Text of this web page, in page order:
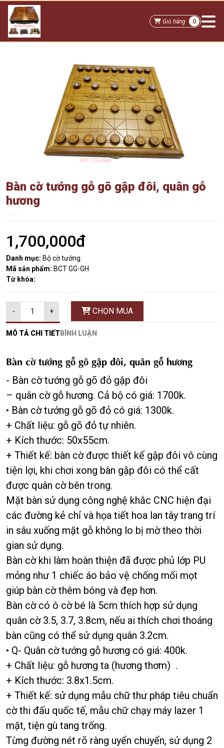
Giỏ hàng 0
Bàn cờ tướng gỗ gõ gập đôi, quân gỗ
hương
1,700,000đ
Danh mục: Bộ cờ tướng
Mã sản phẩm: BCT GG-GH
Từ khóa:
- + CHỌN MUA
MÔ TẢ CHI TIẾTBÌNH LUẬN
Bàn cờ tướng gỗ gõ gập đôi, quân gỗ hương
- Bàn cờ tướng gỗ gõ đỏ gập đôi
– quân cờ gỗ hương. Cả bộ có giá: 1700k.
• Bàn cờ tướng gỗ gõ đỏ có giá: 1300k.
+ Chất liệu: gỗ gõ đỏ tự nhiên.
+ Kích thước: 50x55cm.
+ Thiết kế: bàn cờ được thiết kế gập đôi vô cùng
tiện lợi, khi chơi xong bàn gập đôi có thể cất
được quân cờ bên trong.
Mặt bàn sử dụng công nghệ khắc CNC hiện đại
các đường kẻ chỉ và họa tiết hoa lan tây trang trí
in sâu xuống mặt gỗ không lo bị mờ theo thời
gian sử dụng.
Bàn cờ khi làm hoàn thiện đã được phủ lớp PU
mỏng như 1 chiếc áo bảo vệ chống mối mọt
giúp bàn cờ thêm bóng và đẹp hơn.
Bàn cờ có ô cờ bé là 5cm thích hợp sử dụng
quân cờ 3.5, 3.7, 3.8cm, nếu ai thích chơi thoáng
bàn cũng có thể sử dụng quân 3.2cm.
• Q- Quân cờ tướng gỗ hương có giá: 400k.
+ Chất liệu: gỗ hương ta (hương thơm) .
+ Kích thước: 3.8x1.5cm.
+ Thiết kế: sử dụng mẫu chữ thư pháp tiêu chuẩn
cờ thi đấu quốc tế, mẫu chữ chạy máy lazer 1
mặt, tiện gù tang trống.
Từng đường nét rõ ràng uyển chuyển, sử dụng 2